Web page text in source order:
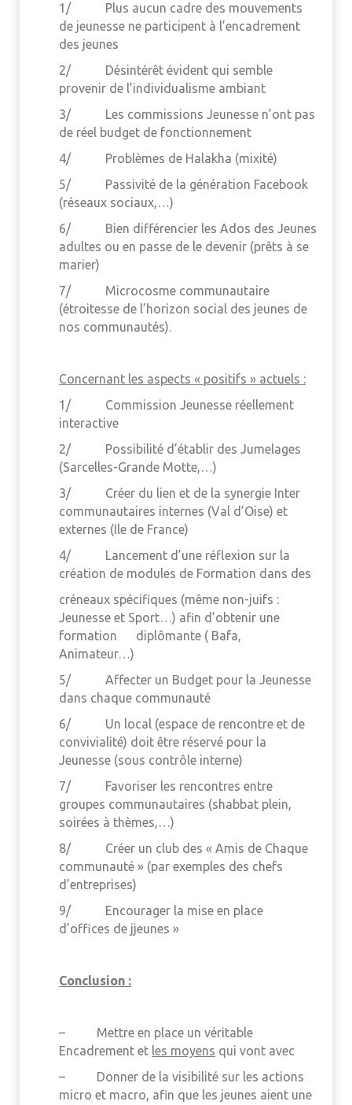
1/ Plus aucun cadre des mouvements
de jeunesse ne participent à l’encadrement
des jeunes
2/ Désintérêt évident qui semble
provenir de l’individualisme ambiant
3/ Les commissions Jeunesse n’ont pas
de réel budget de fonctionnement
4/ Problèmes de Halakha (mixité)
5/ Passivité de la génération Facebook
(réseaux sociaux,…)
6/ Bien différencier les Ados des Jeunes
adultes ou en passe de le devenir (prêts à se
marier)
7/ Microcosme communautaire
(étroitesse de l’horizon social des jeunes de
nos communautés).
Concernant les aspects « positifs » actuels :
1/ Commission Jeunesse réellement
interactive
2/ Possibilité d’établir des Jumelages
(Sarcelles-Grande Motte,…)
3/ Créer du lien et de la synergie Inter
communautaires internes (Val d’Oise) et
externes (Ile de France)
4/ Lancement d’une réflexion sur la
création de modules de Formation dans des
créneaux spécifiques (même non-juifs :
Jeunesse et Sport…) afin d’obtenir une
formation diplômante ( Bafa,
Animateur…)
5/ Affecter un Budget pour la Jeunesse
dans chaque communauté
6/ Un local (espace de rencontre et de
convivialité) doit être réservé pour la
Jeunesse (sous contrôle interne)
7/ Favoriser les rencontres entre
groupes communautaires (shabbat plein,
soirées à thèmes,…)
8/ Créer un club des « Amis de Chaque
communauté » (par exemples des chefs
d’entreprises)
9/ Encourager la mise en place
d’offices de jjeunes »
Conclusion :
– Mettre en place un véritable
Encadrement et les moyens qui vont avec
– Donner de la visibilité sur les actions
micro et macro, afin que les jeunes aient une